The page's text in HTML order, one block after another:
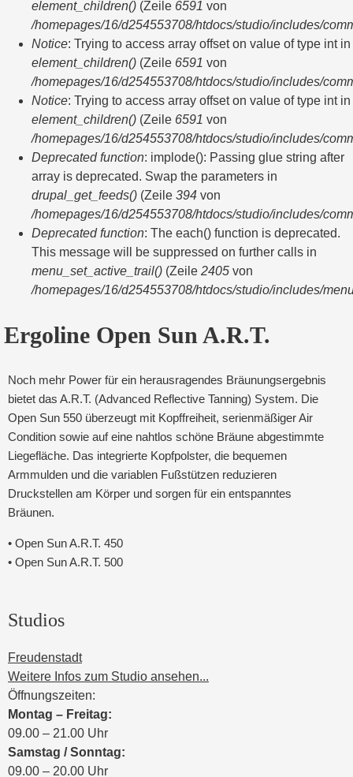
element_children() (Zeile 6591 von
/homepages/16/d254553708/htdocs/studio/includes/
Notice: Trying to access array offset on value of type int in
element_children() (Zeile 6591 von
/homepages/16/d254553708/htdocs/studio/includes/
Notice: Trying to access array offset on value of type int in
element_children() (Zeile 6591 von
/homepages/16/d254553708/htdocs/studio/includes/
Deprecated function: implode(): Passing glue string after
array is deprecated. Swap the parameters in
drupal_get_feeds() (Zeile 394 von
/homepages/16/d254553708/htdocs/studio/includes/
Deprecated function: The each() function is deprecated.
This message will be suppressed on further calls in
menu_set_active_trail() (Zeile 2405 von
/homepages/16/d254553708/htdocs/studio/includes/
Ergoline Open Sun A.R.T.
Noch mehr Power für ein herausragendes Bräunungsergebnis
bietet das A.R.T. (Advanced Reflective Tanning) System. Die
Open Sun 550 überzeugt mit Kopffreiheit, serienmäßiger Air
Condition sowie auf eine nahtlos schöne Bräune abgestimmte
Liegefläche. Das integrierte Kopfpolster, die bequemen
Armmulden und die variablen Fußstützen reduzieren
Druckstellen am Körper und sorgen für ein entspanntes
Bräunen.
• Open Sun A.R.T. 450
• Open Sun A.R.T. 500
Studios
Freudenstadt
Weitere Infos zum Studio ansehen...
Öffnungszeiten:
Montag – Freitag:
09.00 – 21.00 Uhr
Samstag / Sonntag:
09.00 – 20.00 Uhr